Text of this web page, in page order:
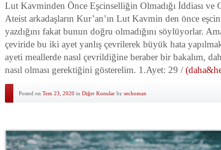
Lut Kavminden Önce Eşcinselliğin Olmadığı İddiası ve
Ateist arkadaşların Kur’an’ın Lut Kavmin den önce
yazdığını fakat bunun doğru olmadığını söylüyorlar.
çeviride bu iki ayet yanlış çevrilerek büyük hata
ayeti meallerde nasıl çevrildiğine beraber bir bakalım,
nasıl olması gerektiğini gösterelim. 1.Ayet: 29 /
Posted on Tem 23, 2020 in Diğer Konular by sechoman